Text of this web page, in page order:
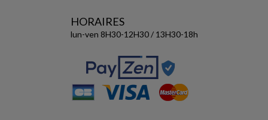
HORAIRES
lun-ven 8H30-12H30 / 13H30-18h